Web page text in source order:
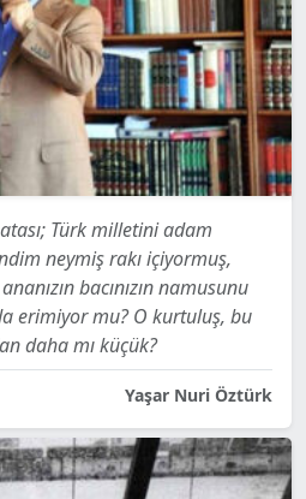
Türk milletini adam
neymiş rakı içiyormuş,
bacınızın namusunu
erimiyor mu? O kurtuluş, bu
daha mı küçük?
Yaşar Nuri Öztürk